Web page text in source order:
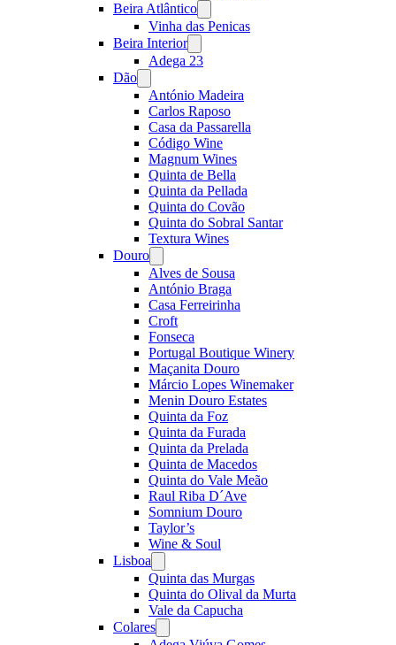
Beira Atlântico
menu
Vinha das Penicas
Beira Interior
menu
Adega 23
Dão
menu
António Madeira
Carlos Raposo
Casa da Passarella
Código Wine
Magnum Wines
Quinta de Bella
Quinta da Pellada
Quinta do Covão
Quinta do Sobral Santar
Textura Wines
Douro
menu
Alves de Sousa
António Braga
Casa Ferreirinha
Croft
Fonseca
Portugal Boutique Winery
Maçanita Douro
Márcio Lopes Winemaker
Menin Douro Estates
Quinta da Foz
Quinta da Furada
Quinta da Prelada
Quinta de Macedos
Quinta do Vale Meão
Raul Riba D´Ave
Somnium Douro
Taylor’s
Wine & Soul
Lisboa
menu
Quinta das Murgas
Quinta do Olival da Murta
Vale da Capucha
Colares
menu